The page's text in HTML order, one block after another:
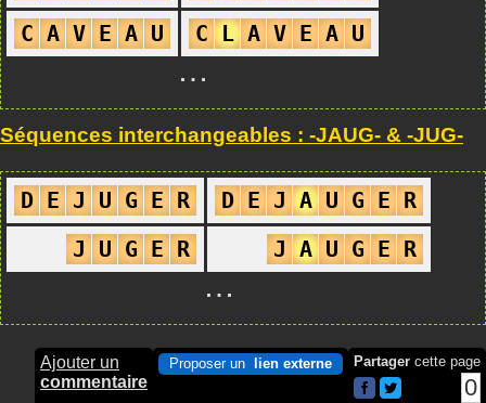
C A V E A U C L A V E A U
…
Séquences interchangeables : -JAUG- & -JUG-
D E J U G E R D E J A U G E R
J
U G E R J A U G E R
…
Ajouter un
commentaire
Proposer un lien externe Partager cette page
0